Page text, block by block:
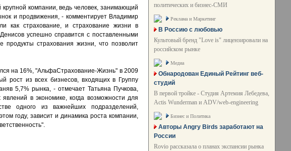
компании, ведь человек, занимающий
и продвижения, - комментирует Владимир
как страхование, и страхование жизни в
успешно справится с поставленными
страхования жизни, что позволит
на 16%, "АльфаСтрахование-Жизнь" в 2009
рост из всех бизнесов, входящих в Группу
5,7% рынка, - отмечает Татьяна Пучкова,
в экономике, когда возможности для
одного из важнейших подразделений,
году, зависит и динамика роста компании,
политических и бизнес-СМИ
Реклама и Маркетинг
В Россию с любовью
Культовый бренд "Love is" лицензировали на
российском рынке
Медиа
Обнародован Единый Рейтинг веб-
студий
В первой тройке - Студия Артемия Лебедева,
Actis Wunderman и ADV/web-engineering
Бизнес и Политика
Авторы Angry Birds заработают на
России
Rovio рассказала о планах экспансии рынка